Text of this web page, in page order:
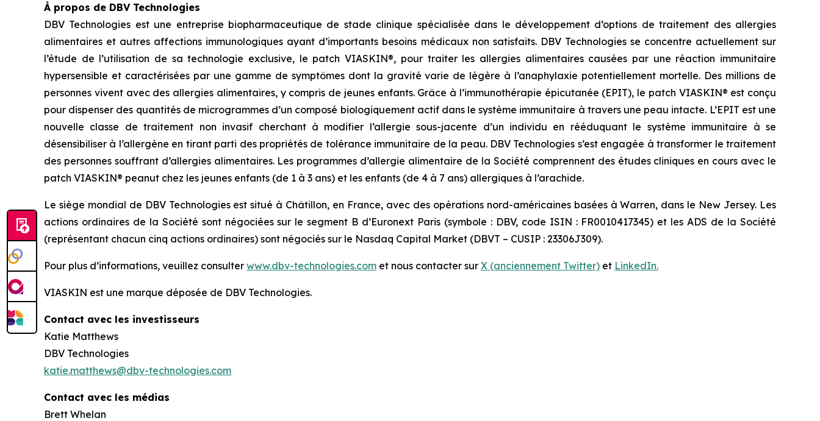
À propos de DBV Technologies
DBV Technologies est une entreprise biopharmaceutique de stade clinique spécialisée dans le développement d’options de traitement des allergies
alimentaires et autres affections immunologiques ayant d’importants besoins médicaux non satisfaits. DBV Technologies se concentre actuellement sur
l’étude de l’utilisation de sa technologie exclusive, le patch VIASKIN®, pour traiter les allergies alimentaires causées par une réaction immunitaire
hypersensible et caractérisées par une gamme de symptômes dont la gravité varie de légère à l’anaphylaxie potentiellement mortelle. Des millions de
personnes vivent avec des allergies alimentaires, y compris de jeunes enfants. Grâce à l’immunothérapie épicutanée (EPIT), le patch VIASKIN® est conçu
pour dispenser des quantités de microgrammes d’un composé biologiquement actif dans le système immunitaire à travers une peau intacte. L’EPIT est une
nouvelle classe de traitement non invasif cherchant à modifier l’allergie sous-jacente d’un individu en rééduquant le système immunitaire à se
désensibiliser à l’allergène en tirant parti des propriétés de tolérance immunitaire de la peau. DBV Technologies s’est engagée à transformer le traitement
des personnes souffrant d’allergies alimentaires. Les programmes d’allergie alimentaire de la Société comprennent des études cliniques en cours avec le
patch VIASKIN® peanut chez les jeunes enfants (de 1 à 3 ans) et les enfants (de 4 à 7 ans) allergiques à l’arachide.
Le siège mondial de DBV Technologies est situé à Châtillon, en France, avec des opérations nord-américaines basées à Warren, dans le New Jersey. Les
actions ordinaires de la Société sont négociées sur le segment B d’Euronext Paris (symbole : DBV, code ISIN : FR0010417345) et les ADS de la Société
(représentant chacun cinq actions ordinaires) sont négociés sur le Nasdaq Capital Market (DBVT – CUSIP : 23306J309).
Pour plus d’informations, veuillez consulter www.dbv-technologies.com et nous contacter sur X (anciennement Twitter) et LinkedIn.
VIASKIN est une marque déposée de DBV Technologies.
Contact avec les investisseurs
Katie Matthews
DBV Technologies
katie.matthews@dbv-technologies.com
Contact avec les médias
Brett Whelan